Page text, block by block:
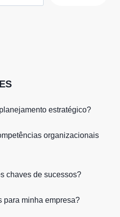
estratégico?
organizacionais
chaves de sucessos?
para minha empresa?